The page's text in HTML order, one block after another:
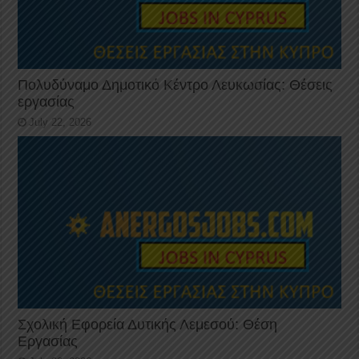
Πολυδύναμο Δημοτικό Κέντρο Λευκωσίας: Θέσεις
εργασίας
July 22, 2026
Σχολική Εφορεία Δυτικής Λεμεσού: Θέση
Εργασίας